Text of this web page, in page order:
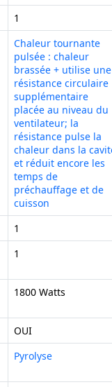
1
Chaleur tournante
pulsée : chaleur
brassée + utilise une
résistance circulaire
supplémentaire
placée au niveau du
ventilateur; la
résistance pulse la
chaleur dans la
et réduit encore les
temps de
préchauffage et de
cuisson
1
1
1800 Watts
OUI
Pyrolyse